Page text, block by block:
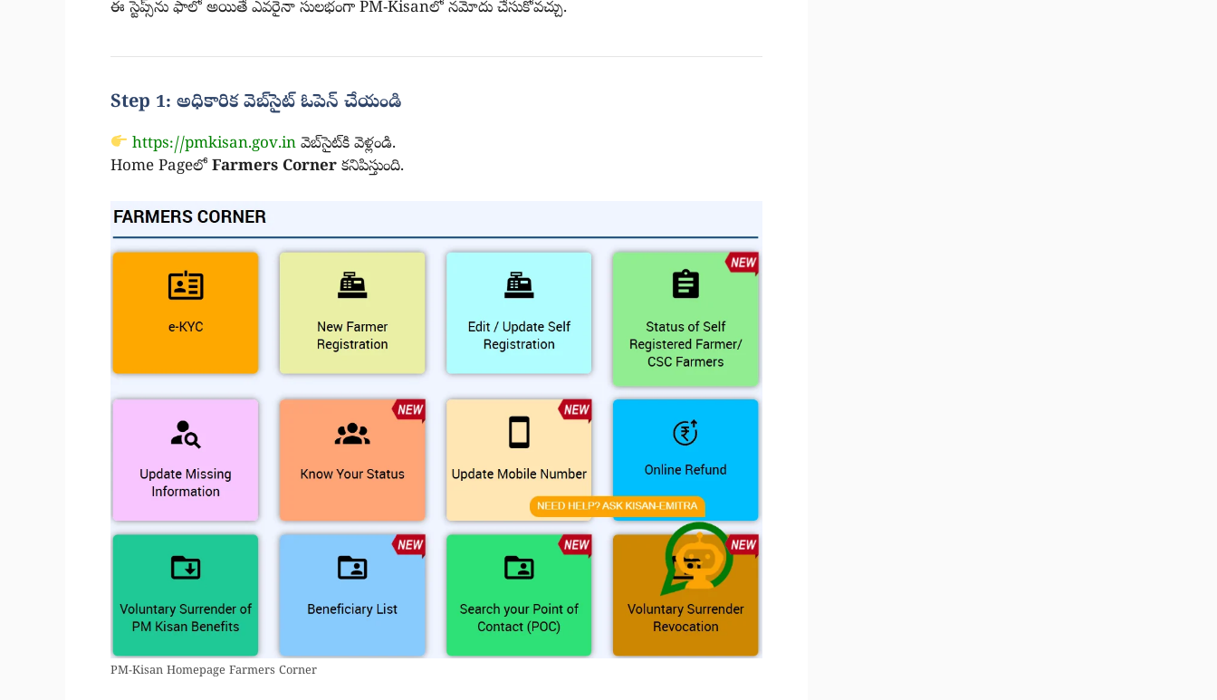
ఈ స్టెప్స్‌ను ఫాలో అయితే ఎవరైనా సులభంగా PM-Kisanలో నమోదు చేసుకోవచ్చు.
Step 1: అధికారిక వెబ్‌సైట్ ఓపెన్ చేయండి
https://pmkisan.gov.in వెబ్‌సైట్‌కి వెళ్లండి.
Home Pageలో Farmers Corner కనిపిస్తుంది.
PM-Kisan Homepage Farmers Corner